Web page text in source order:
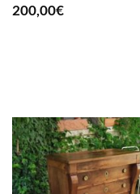
200,00€